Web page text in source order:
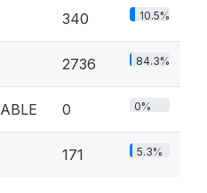
340 10.5%
2736 84.3%
0 0%
171 5.3%